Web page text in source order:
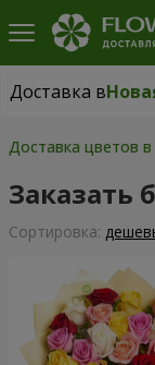
Доставка в
Доставка в
Доставка цветов
Заказать
Cортировка: